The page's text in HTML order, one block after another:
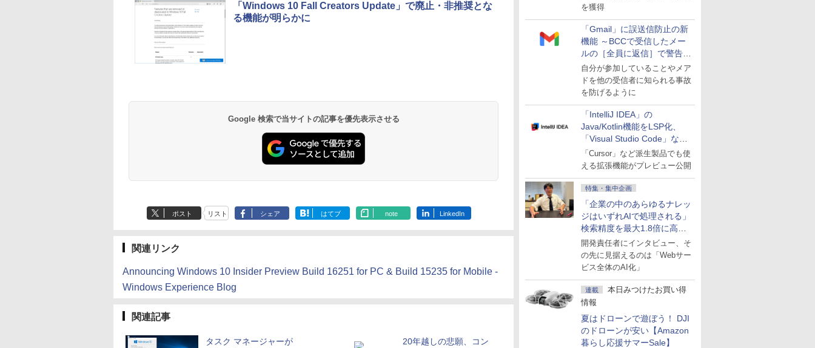
を獲得
「Gmail」に誤送信防止の新
機能 ～BCCで受信したメー
ルの［全員に返信］で警告を
表示
自分が参加していることやメア
ドを他の受信者に知られる事故
を防げるように
「IntelliJ IDEA」の
Java/Kotlin機能をLSP化、
「Visual Studio Code」など
にも開放
「Cursor」など派生製品でも使
える拡張機能がプレビュー公開
特集・集中企画
「企業の中のあらゆるナレッ
ジはいずれAIで処理される」
検索精度を最大1.8倍に高め
た「GMO AI RAG」は無償の
OSS版で「1社1RAG」を目
指す
開発責任者にインタビュー、そ
の先に見据えるのは「Webサー
ビス全体のAI化」
連載
本日みつけたお買い得
情報
夏はドローンで遊ぼう！ DJI
のドローンが安い【Amazon
暮らし応援サマーSale】
ラ、Touch ID - イン
ディゴ
ド、Touch ID - スカ
イブルー
ンゲームコード】 ロ
￥1,300
版|Windows11、
￥39,582
インゲームコード】
ラインコード版
￥3,200
ズ (はぴーイラスト
マニュアル AI副業に
もKindle出版にも！
非エンジニアのため
のAIコーディング入
￥99
フェクトリストと最
￥1,600
続バッテリー、6イン
書籍リーダー、ブラ
ック、16GB、広告な
￥19,980
るさ自動調整、色調
持続バッテリー、広
告なし、メタリック
ブラック
￥32,980
レイ、色調調節ライ
ッテリー、広告無
し、ブラック (2025
年発売)
￥39,980
「Windows 10 Fall Creators Update」で廃止・非推奨とな
る機能が明らかに
Google 検索で当サイトの記事を優先表示させる
ポスト リスト シェア はてブ note LinkedIn
関連リンク
Announcing Windows 10 Insider Preview Build 16251 for PC & Build 15235 for Mobile -
Windows Experience Blog
関連記事
タスク マネージャーが
20年越しの悲願、コン